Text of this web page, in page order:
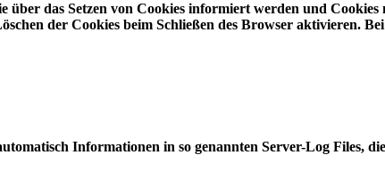
über das Setzen von Cookies informiert werden und
der Cookies beim Schließen des Browser aktivieren.
Informationen in so genannten Server-Log Files,